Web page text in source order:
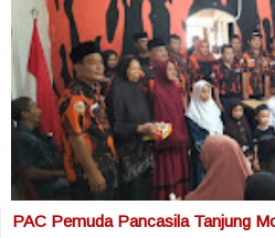
PAC Pemuda Pancasila Tanjung